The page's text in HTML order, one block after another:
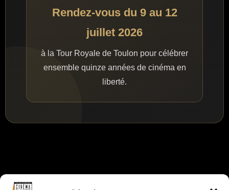
Rendez-vous du 9 au 12
juillet 2026
à la Tour Royale de Toulon pour célébrer
ensemble quinze années de cinéma en
liberté.